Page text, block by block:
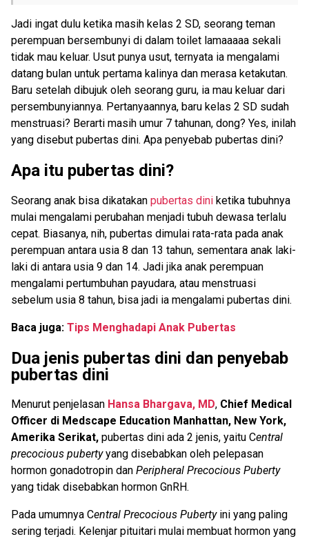
Jadi ingat dulu ketika masih kelas 2 SD, seorang teman
perempuan bersembunyi di dalam toilet lamaaaaa sekali
tidak mau keluar. Usut punya usut, ternyata ia mengalami
datang bulan untuk pertama kalinya dan merasa ketakutan.
Baru setelah dibujuk oleh seorang guru, ia mau keluar dari
persembunyiannya. Pertanyaannya, baru kelas 2 SD sudah
menstruasi? Berarti masih umur 7 tahunan, dong? Yes, inilah
yang disebut pubertas dini. Apa penyebab pubertas dini?
Apa itu pubertas dini?
Seorang anak bisa dikatakan pubertas dini ketika tubuhnya
mulai mengalami perubahan menjadi tubuh dewasa terlalu
cepat. Biasanya, nih, pubertas dimulai rata-rata pada anak
perempuan antara usia 8 dan 13 tahun, sementara anak laki-
laki di antara usia 9 dan 14. Jadi jika anak perempuan
mengalami pertumbuhan payudara, atau menstruasi
sebelum usia 8 tahun, bisa jadi ia mengalami pubertas dini.
Baca juga: Tips Menghadapi Anak Pubertas
Dua jenis pubertas dini dan penyebab
pubertas dini
Menurut penjelasan Hansa Bhargava, MD, Chief Medical
Officer di Medscape Education Manhattan, New York,
Amerika Serikat, pubertas dini ada 2 jenis, yaitu Central
precocious pubertyyang disebabkan oleh pelepasan
hormon gonadotropin dan Peripheral Precocious Puberty
yang tidak disebabkan hormon GnRH.
Pada umumnya Central Precocious Puberty ini yang paling
sering terjadi. Kelenjar pituitari mulai membuat hormon yang